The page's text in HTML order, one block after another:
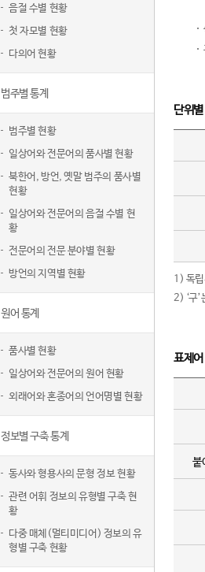
음절 수별 현황
첫 자모별 현황
다의어 현황
범주별 통계
범주별 현황
일상어와 전문어의 품사별 현황
북한어, 방언, 옛말 범주의 품사별
현황
일상어와 전문어의 음절 수별 현
황
전문어의 전문 분야별 현황
방언의 지역별 현황
원어 통계
품사별 현황
일상어와 전문어의 원어 현황
외래어와 혼종어의 언어명별 현황
정보별 구축 통계
동사와 형용사의 문형 정보 현황
관련 어휘 정보의 유형별 구축 현
황
다중 매체(멀티미디어) 정보의 유
형별 구축 현황
단위
1) 독립
2) ‘구
표제
붙